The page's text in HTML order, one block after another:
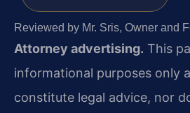
Reviewed by Mr. Sris, Owner and
Attorney advertising. This
informational purposes only
constitute legal advice, nor